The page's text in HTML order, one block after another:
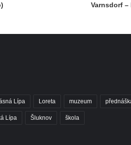
Varnsdorf –
Lípa Loreta muzeum
Lípa Šluknov škola